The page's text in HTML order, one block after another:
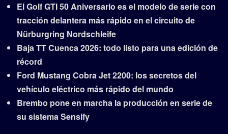
El Golf GTI 50 Aniversario es el modelo de serie con
tracción delantera más rápido en el circuito de
Nürburgring Nordschleife
Baja TT Cuenca 2026: todo listo para una edición de
récord
Ford Mustang Cobra Jet 2200: los secretos del
vehículo eléctrico más rápido del mundo
Brembo pone en marcha la producción en serie de
su sistema Sensify